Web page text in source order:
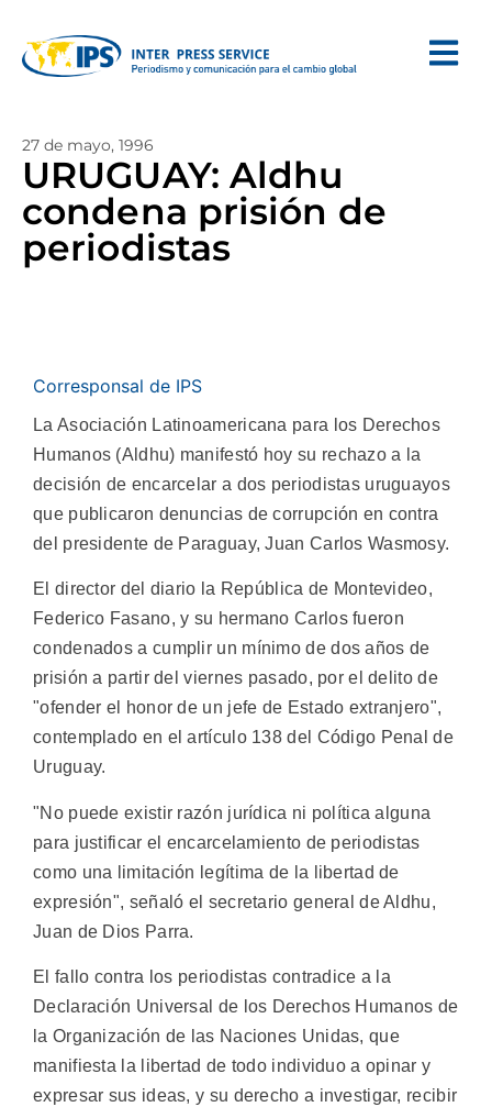
27 de mayo, 1996
URUGUAY: Aldhu
condena prisión de
periodistas
Corresponsal de IPS
La Asociación Latinoamericana para los Derechos
Humanos (Aldhu) manifestó hoy su rechazo a la
decisión de encarcelar a dos periodistas uruguayos
que publicaron denuncias de corrupción en contra
del presidente de Paraguay, Juan Carlos Wasmosy.
El director del diario la República de Montevideo,
Federico Fasano, y su hermano Carlos fueron
condenados a cumplir un mínimo de dos años de
prisión a partir del viernes pasado, por el delito de
"ofender el honor de un jefe de Estado extranjero",
contemplado en el artículo 138 del Código Penal de
Uruguay.
"No puede existir razón jurídica ni política alguna
para justificar el encarcelamiento de periodistas
como una limitación legítima de la libertad de
expresión", señaló el secretario general de Aldhu,
Juan de Dios Parra.
El fallo contra los periodistas contradice a la
Declaración Universal de los Derechos Humanos de
la Organización de las Naciones Unidas, que
manifiesta la libertad de todo individuo a opinar y
expresar sus ideas, y su derecho a investigar, recibir